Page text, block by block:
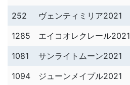
252
ヴェンティミリア2021
1285
エイコオレクレール2021
1081
サンライトムーン2021
1094
ジューンメイプル2021